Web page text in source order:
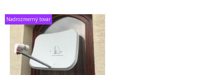
Nadrozmerný tovar